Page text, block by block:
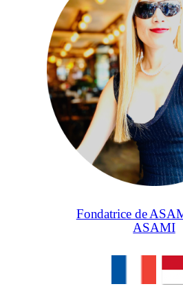
Fondatrice de
ASAMI